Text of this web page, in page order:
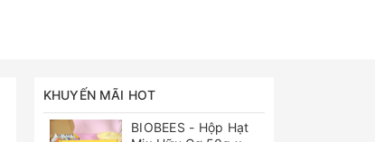
KHUYẾN MÃI HOT
BIOBEES - Hộp Hạt